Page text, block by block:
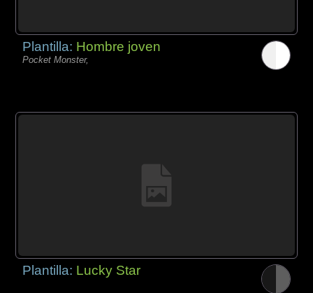
Plantilla: Hombre joven
Pocket Monster,
Plantilla: Lucky Star